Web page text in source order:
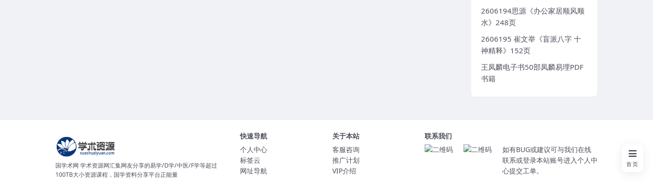
2606194思源《办公家居顺风顺
水》248页
2606195 崔文举《盲派八字 十
神精释》152页
王凤麟电子书50部凤麟易理PDF
书籍
国学术网 学术资源网汇集网友分享的易学/D学/中医/F学等超过
100TB大小资源课程，国学资料分享平台正能量
快速导航
个人中心
标签云
网址导航
关于本站
客服咨询
推广计划
VIP介绍
联系我们
如有BUG或建议可与我们在线
联系或登录本站账号进入个人中
心提交工单。
首页